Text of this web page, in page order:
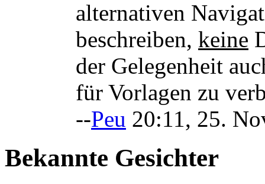
alternativen
beschreiben, keine
der Gelegenheit
für Vorlagen zu
--Peu 20:11, 25.
Bekannte Gesichter